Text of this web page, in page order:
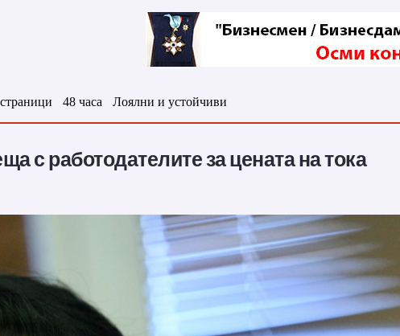
48 часа Лоялни и устойчиви
с работодателите за цената на тока